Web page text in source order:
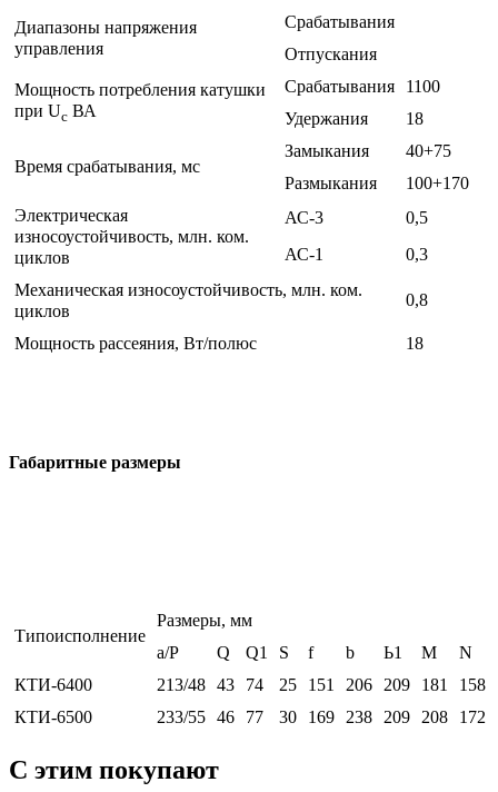
Диапазоны напряжения
управления
Срабатывания
Отпускания
Мощность потребления катушки
при Uc ВА
Срабатывания
1100
Удержания
18
Время срабатывания, мс
Замыкания
40+75
Размыкания
100+170
Электрическая
износоустойчивость, млн. ком.
циклов
АС-3
0,5
АС-1
0,3
Механическая износоустойчивость, млн. ком.
циклов
0,8
Мощность рассеяния, Вт/полюс 18
Габаритные размеры
Типоисполнение
Размеры, мм
а/Р
Q Q1 S f b Ь1 M N
КТИ-6400
213/48 43 74 25 151 206 209 181 158
КТИ-6500
233/55 46 77 30 169 238 209 208 172
С этим покупают